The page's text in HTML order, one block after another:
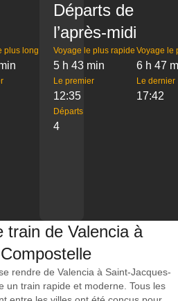
plus long
Départs de
l’après-midi
Voyage le plus rapide
5 h 43 min
Voyage le
6 h 47
Le premier
12:35
Le dernier
17:42
Départs
4
train de Valencia à
rendre de Valencia à Saint-Jacques-
un train rapide et moderne. Tous les